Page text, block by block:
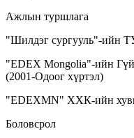
Ажлын туршлага
"Шилдэг сургууль"-ийн
"EDEX Mongolia"-ийн
(2001-Одоог хүртэл)
"EDEXMN" ХХК-ийн
Боловсрол